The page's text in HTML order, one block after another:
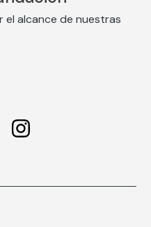
alcance de nuestras